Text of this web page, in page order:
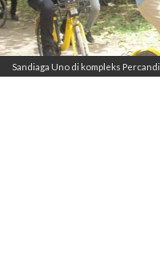
Sandiaga Uno di kompleks